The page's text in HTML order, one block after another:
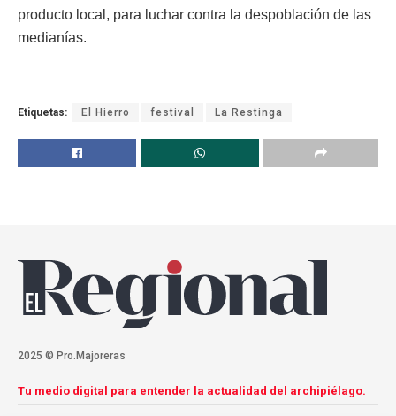
producto local, para luchar contra la despoblación de las
medianías.
Etiquetas: El Hierro festival La Restinga
2025 © Pro.Majoreras
Tu medio digital para entender la actualidad del archipiélago.